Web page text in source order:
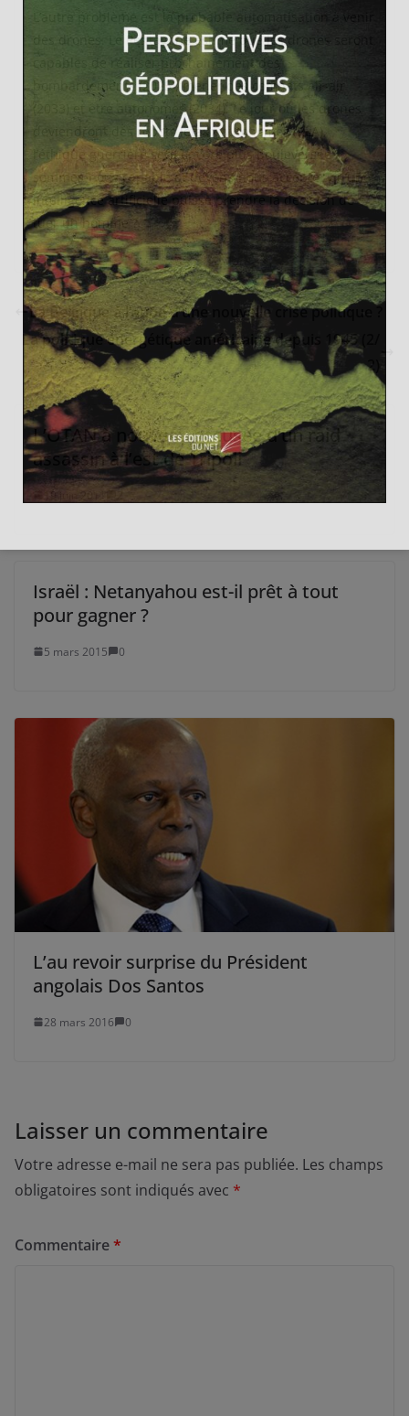
L’autre problème est la probable automatisation à venir
des drones. Le Pentagone estime que les drones seront
capables de réaliser prochainement des
bombardements (2025), mener des combats air-air
(2033) et être autonomes (2034). Le jour où les drones
deviendront des robots létaux autonomes (RLA),
l’éthique guerrière sera encore plus bouleversée :
sommes-nous capable et devons-nous accepter qu’une
intelligence artificielle puisse prendre la décision de
tuer un homme ?
La Belgique à l’aube d’une nouvelle crise politique ?
La politique énergétique américaine depuis 1945 (2/
2)
L’OTAN à nouveau accusée d’un raid
assassin à l’est de Tripoli
19 juin 2011
Israël : Netanyahou est-il prêt à tout
pour gagner ?
5 mars 2015 0
L’au revoir surprise du Président
angolais Dos Santos
28 mars 2016 0
Laisser un commentaire
Votre adresse e-mail ne sera pas publiée. Les champs
obligatoires sont indiqués avec *
Commentaire*